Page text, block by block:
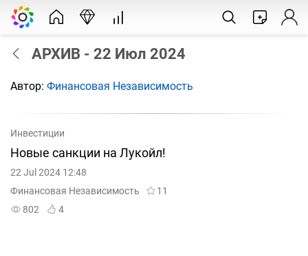
АРХИВ - 22 Июл 2024
Автор: Финансовая Независимость
Инвестиции
Новые санкции на Лукойл!
22 Jul 2024 12:48
Финансовая Независимость
11
802
4